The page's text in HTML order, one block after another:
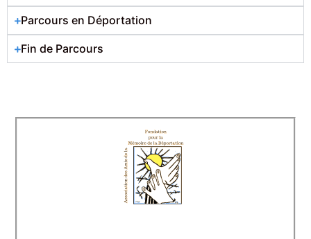
Parcours en Déportation
Fin de Parcours